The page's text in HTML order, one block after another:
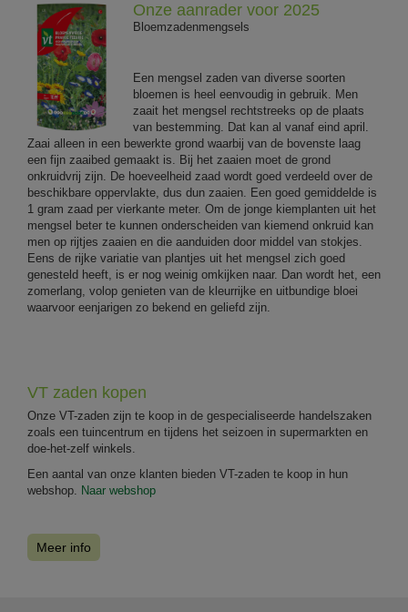
Onze aanrader voor 2025
Bloemzadenmengsels
Een mengsel zaden van diverse soorten
bloemen is heel eenvoudig in gebruik. Men
zaait het mengsel rechtstreeks op de plaats
van bestemming. Dat kan al vanaf eind april.
Zaai alleen in een bewerkte grond waarbij van de bovenste laag
een fijn zaaibed gemaakt is. Bij het zaaien moet de grond
onkruidvrij zijn. De hoeveelheid zaad wordt goed verdeeld over de
beschikbare oppervlakte, dus dun zaaien. Een goed gemiddelde is
1 gram zaad per vierkante meter. Om de jonge kiemplanten uit het
mengsel beter te kunnen onderscheiden van kiemend onkruid kan
men op rijtjes zaaien en die aanduiden door middel van stokjes.
Eens de rijke variatie van plantjes uit het mengsel zich goed
genesteld heeft, is er nog weinig omkijken naar. Dan wordt het, een
zomerlang, volop genieten van de kleurrijke en uitbundige bloei
waarvoor eenjarigen zo bekend en geliefd zijn.
VT zaden kopen
Onze VT-zaden zijn te koop in de gespecialiseerde handelszaken
zoals een tuincentrum en tijdens het seizoen in supermarkten en
doe-het-zelf winkels.
Een aantal van onze klanten bieden VT-zaden te koop in hun
webshop. Naar webshop
Meer info